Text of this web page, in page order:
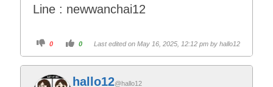
Line : newwanchai12
C
i
k
f
o
0
C
i
k
o
0 Last edited on May 16, 2025, 12:12 pm by hallo12
hallo12@hallo12